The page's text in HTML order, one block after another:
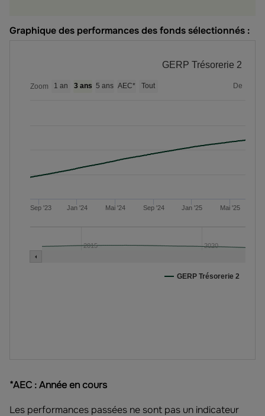
Graphique des performances des fonds sélectionnés :
*AEC : Année en cours
Les performances passées ne sont pas un indicateur